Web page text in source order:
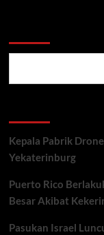
Kepala Pabrik
Yekaterinburg
Puerto Rico
Besar Akibat
Pasukan Israel